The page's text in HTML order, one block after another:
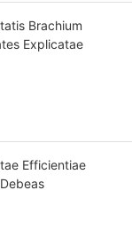
Brachium
Explicatae
Efficientiae